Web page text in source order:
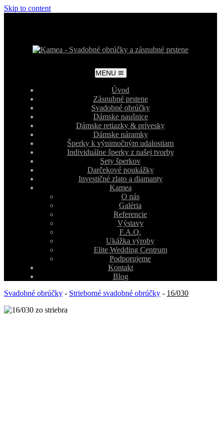
Skip to content
MENU
Úvod
Zásnubné prstene
Svadobné obrúčky
Dámske naušnice
Dámske retiazky & prívesky
Dámske náramky
Šperky k výnimočným udalostiam
Individuálne šperky z našej tvorby
Sety šperkov
Darčekové poukážky
Investičné zlato a diamanty
Kamea
O nás
Galéria
Referencie
Výstavy
F.A.Q.
Ukážka výroby
Elite Wedding Centrum
Podporujeme
Kontakt
Blog
Svadobné obrúčky - Strieborné svadobné obrúčky - 16/030